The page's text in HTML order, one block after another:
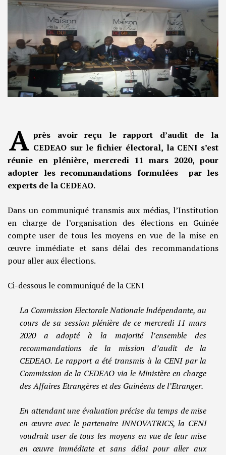
A près avoir reçu le rapport d’audit de la
CEDEAO sur le fichier électoral, la CENI s’est
réunie en plénière, mercredi 11 mars 2020, pour
adopter les recommandations formulées par les
experts de la CEDEAO.
Dans un communiqué transmis aux médias, l’Institution
en charge de l’organisation des élections en Guinée
compte user de tous les moyens en vue de la mise en
œuvre immédiate et sans délai des recommandations
pour aller aux élections.
Ci-dessous le communiqué de la CENI
La Commission Electorale Nationale Indépendante, au
cours de sa session plénière de ce mercredi 11 mars
2020 a adopté à la majorité l’ensemble des
recommandations de la mission d’audit de la
CEDEAO. Le rapport a été transmis à la CENI par la
Commission de la CEDEAO via le Ministère en charge
des Affaires Etrangères et des Guinéens de l’Etranger.
En attendant une évaluation précise du temps de mise
en œuvre avec le partenaire INNOVATRICS, la CENI
voudrait user de tous les moyens en vue de leur mise
en œuvre immédiate et sans délai pour aller aux